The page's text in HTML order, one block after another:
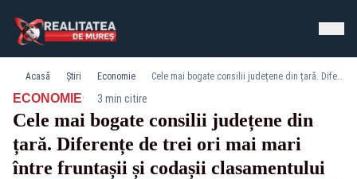
Acasă Știri Economie Cele mai bogate consilii județene din țară. Diferențe de trei ori mai mari între fruntașii și codașii clasamentului
ECONOMIE· 3 min citire
Cele mai bogate consilii județene din
țară. Diferențe de trei ori mai mari
între fruntașii și codașii clasamentului